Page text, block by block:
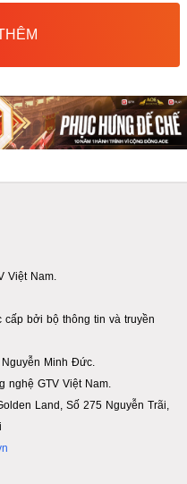
Việt Nam.
cấp bởi bộ thông tin và truyền
Minh Đức.
nghệ GTV Việt Nam.
Land, Số 275 Nguyễn Trãi,